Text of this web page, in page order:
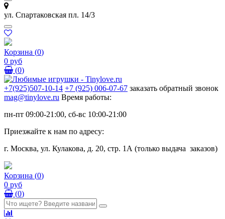
ул. Спартаковская пл. 14/3
Корзина (0)
0 руб
(0)
+7(925)507-10-14 +7 (925) 006-07-67 заказать обратный звонок
mag@tinylove.ru Время работы:
пн-пт 09:00-21:00, сб-вс 10:00-21:00
Приезжайте к нам по адресу:
г. Москва, ул. Кулакова, д. 20, стр. 1А (только выдача заказов)
Корзина (0)
0 руб
(0)